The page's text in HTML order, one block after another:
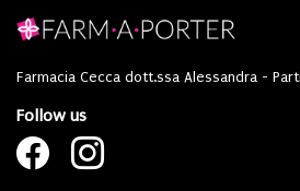
Farmacia Cecca dott.ssa Alessandra -
Follow us